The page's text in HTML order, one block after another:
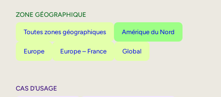
ZONE GÉOGRAPHIQUE
Toutes zones géographiques Amérique du Nord
Europe Europe – France Global
CAS D’USAGE